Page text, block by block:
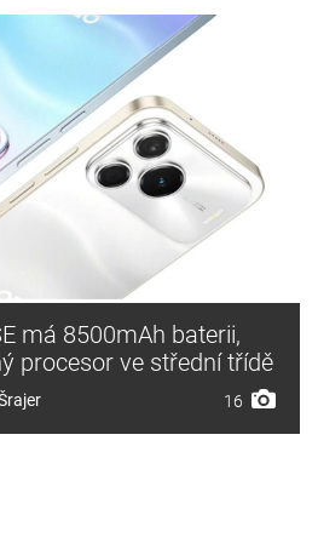
má 8500mAh baterii,
procesor ve střední třídě
16